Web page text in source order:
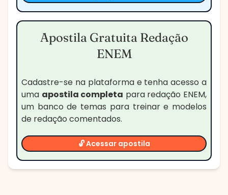
Apostila Gratuita Redação
ENEM
Cadastre-se na plataforma e tenha acesso a
uma apostila completa para redação ENEM,
um banco de temas para treinar e modelos
de redação comentados.
🔓 Acessar apostila